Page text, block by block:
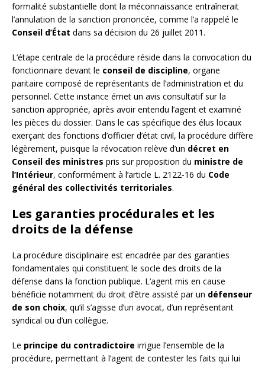
formalité substantielle dont la méconnaissance entraînerait
l’annulation de la sanction prononcée, comme l’a rappelé le
Conseil d’État dans sa décision du 26 juillet 2011.
L’étape centrale de la procédure réside dans la convocation du
fonctionnaire devant le conseil de discipline, organe
paritaire composé de représentants de l’administration et du
personnel. Cette instance émet un avis consultatif sur la
sanction appropriée, après avoir entendu l’agent et examiné
les pièces du dossier. Dans le cas spécifique des élus locaux
exerçant des fonctions d’officier d’état civil, la procédure diffère
légèrement, puisque la révocation relève d’un décret en
Conseil des ministres pris sur proposition du ministre de
l’Intérieur, conformément à l’article L. 2122-16 du Code
général des collectivités territoriales.
Les garanties procédurales et les
droits de la défense
La procédure disciplinaire est encadrée par des garanties
fondamentales qui constituent le socle des droits de la
défense dans la fonction publique. L’agent mis en cause
bénéficie notamment du droit d’être assisté par un défenseur
de son choix, qu’il s’agisse d’un avocat, d’un représentant
syndical ou d’un collègue.
Le principe du contradictoire irrigue l’ensemble de la
procédure, permettant à l’agent de contester les faits qui lui